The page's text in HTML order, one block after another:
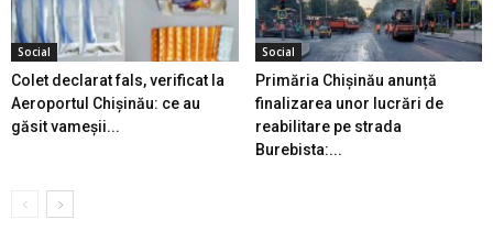
Social
Colet declarat fals, verificat la
Aeroportul Chișinău: ce au
găsit vameșii...
Social
Primăria Chișinău anunță
finalizarea unor lucrări de
reabilitare pe strada
Burebista:...